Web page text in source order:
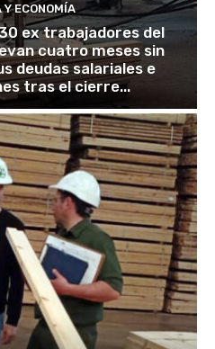
ECONOMÍA
ex trabajadores del
cuatro meses sin
deudas salariales e
tras el cierre...